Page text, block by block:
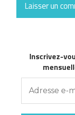
Inscrivez-